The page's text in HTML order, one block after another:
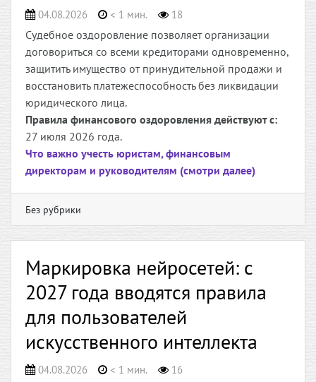
04.08.2026 < 1 мин. 18
Судебное оздоровление позволяет организации
договориться со всеми кредиторами одновременно,
защитить имущество от принудительной продажи и
восстановить платежеспособность без ликвидации
юридического лица.
Правила финансового оздоровления действуют с:
27 июля 2026 года.
Что важно учесть юристам, финансовым
директорам и руководителям (смотри далее)
Без рубрики
Маркировка нейросетей: с
2027 года вводятся правила
для пользователей
искусственного интеллекта
04.08.2026 < 1 мин. 16